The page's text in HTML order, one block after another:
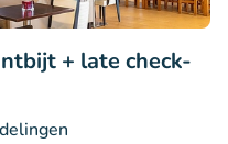
+ late check-